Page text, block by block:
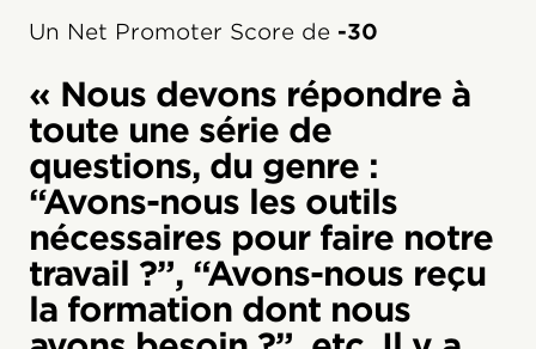
Un Net Promoter Score de -30
« Nous devons répondre à
toute une série de
questions, du genre :
“Avons-nous les outils
nécessaires pour faire notre
travail ?”, “Avons-nous reçu
la formation dont nous